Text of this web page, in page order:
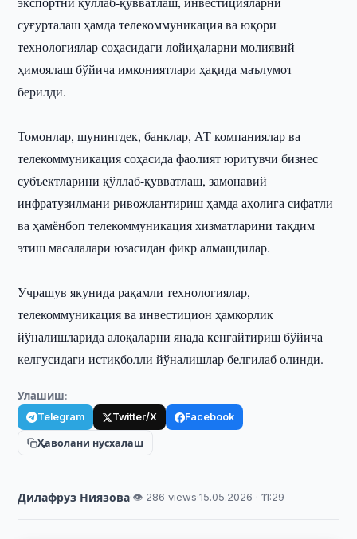
суғурталаш ҳамда телекоммуникация ва юқори
технологиялар соҳасидаги лойиҳаларни молиявий
ҳимоялаш бўйича имкониятлари ҳақида маълумот
берилди.
Томонлар, шунингдек, банклар, АТ компаниялар ва
телекоммуникация соҳасида фаолият юритувчи бизнес
субъектларини қўллаб-қувватлаш, замонавий
инфратузилмани ривожлантириш ҳамда аҳолига сифатли
ва ҳамёнбоп телекоммуникация хизматларини тақдим
этиш масалалари юзасидан фикр алмашдилар.
Учрашув якунида рақамли технологиялар,
телекоммуникация ва инвестицион ҳамкорлик
йўналишларида алоқаларни янада кенгайтириш бўйича
келгусидаги истиқболли йўналишлар белгилаб олинди.
Улашиш:
Telegram Twitter/X Facebook
Ҳаволани нусхалаш
Дилафруз Ниязова·👁 286 views·15.05.2026 · 11:29